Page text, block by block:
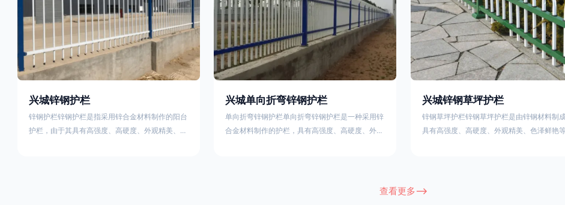
栏，建议
兴城锌钢护栏
锌钢护栏锌钢护栏是指采用锌合金材料制作的阳台
护栏，由于其具有高强度、高硬度、外观精美、色
兴城单向折弯锌钢护栏
单向折弯锌钢护栏单向折弯锌钢护栏是一种采用锌
合金材料制作的护栏，具有高强度、高硬度、外观
栓，再加上防盗垫圈，这样能够避免护栏被人轻易
兴城锌钢草坪护栏
锌钢草坪护栏锌钢草坪护栏是由锌钢材料制成
具有高强度、高硬度、外观精美、色泽鲜艳
查看更多-->